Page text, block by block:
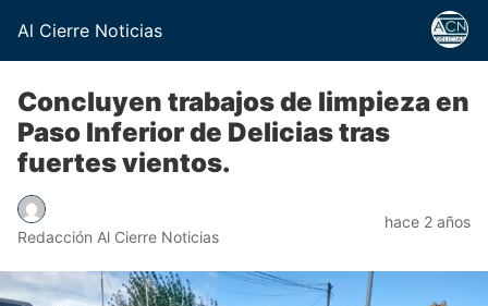
Al Cierre Noticias
Concluyen trabajos de limpieza en
Paso Inferior de Delicias tras
fuertes vientos.
Redacción Al Cierre Noticias
hace 2 años